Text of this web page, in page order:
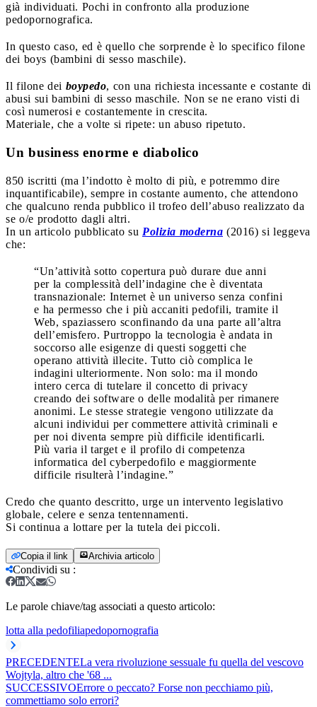
già individuati. Pochi in confronto alla produzione
pedopornografica.
In questo caso, ed è quello che sorprende è lo specifico filone
dei boys (bambini di sesso maschile).
Il filone dei boypedo, con una richiesta incessante e costante di
abusi sui bambini di sesso maschile. Non se ne erano visti di
così numerosi e costantemente in crescita.
Materiale, che a volte si ripete: un abuso ripetuto.
Un business enorme e diabolico
850 iscritti (ma l’indotto è molto di più, e potremmo dire
inquantificabile), sempre in costante aumento, che attendono
che qualcuno renda pubblico il trofeo dell’abuso realizzato da
se o/e prodotto dagli altri.
In un articolo pubblicato su Polizia moderna (2016) si leggeva
che:
“Un’attività sotto copertura può durare due anni
per la complessità dell’indagine che è diventata
transnazionale: Internet è un universo senza confini
e ha permesso che i più accaniti pedofili, tramite il
Web, spaziassero sconfinando da una parte all’altra
dell’emisfero. Purtroppo la tecnologia è andata in
soccorso alle esigenze di questi soggetti che
operano attività illecite. Tutto ciò complica le
indagini ulteriormente. Non solo: ma il mondo
intero cerca di tutelare il concetto di privacy
creando dei software o delle modalità per rimanere
anonimi. Le stesse strategie vengono utilizzate da
alcuni individui per commettere attività criminali e
per noi diventa sempre più difficile identificarli.
Più varia il target e il profilo di competenza
informatica del cyberpedofilo e maggiormente
difficile risulterà l’indagine.”
Credo che quanto descritto, urge un intervento legislativo
globale, celere e senza tentennamenti.
Si continua a lottare per la tutela dei piccoli.
Copia il link Archivia articolo
Condividi su :
Le parole chiave/tag associati a questo articolo:
lotta alla pedofiliapedopornografia
PRECEDENTELa vera rivoluzione sessuale fu quella del vescovo
Wojtyla, altro che '68 ...
SUCCESSIVOErrore o peccato? Forse non pecchiamo più,
commettiamo solo errori?